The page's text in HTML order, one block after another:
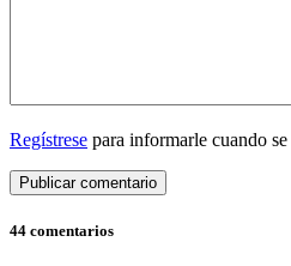
Regístrese para informarle cuando
44 comentarios